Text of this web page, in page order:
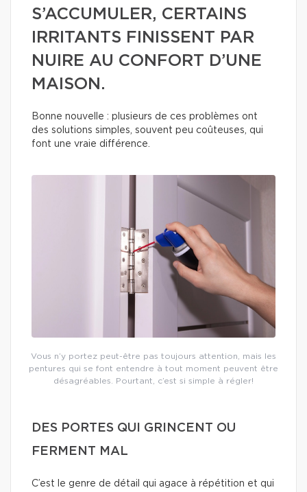
S’ACCUMULER, CERTAINS
IRRITANTS FINISSENT PAR
NUIRE AU CONFORT D’UNE
MAISON.
Bonne nouvelle : plusieurs de ces problèmes ont
des solutions simples, souvent peu coûteuses, qui
font une vraie différence.
Vous n’y portez peut-être pas toujours attention, mais les
pentures qui se font entendre à tout moment peuvent être
désagréables. Pourtant, c’est si simple à régler!
DES PORTES QUI GRINCENT OU
FERMENT MAL
C’est le genre de détail qui agace à répétition et qui